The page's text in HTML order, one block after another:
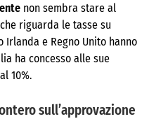
non sembra stare al
riguarda le tasse su
e Regno Unito hanno
ha concesso alle sue
10%.
sull’approvazione